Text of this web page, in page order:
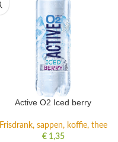
Active O2 Iced berry
Frisdrank, sappen, koffie, thee
€1,35